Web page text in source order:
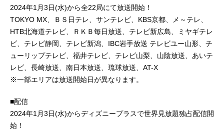
2024年1月3日(水)から全22局にて放送開始！
TOKYO MX、ＢＳ日テレ、サンテレビ、KBS京都、メ～テレ、
HTB北海道テレビ、ＲＫＢ毎日放送、テレビ新広島、ミヤギテレ
ビ、テレビ静岡、テレビ新潟、IBC岩手放送 テレビユー山形、チ
ューリップテレビ、福井テレビ、テレビ山梨、山陰放送、あいテ
レビ、長崎放送、南日本放送、琉球放送、AT-X
※一部エリアは放送開始日が異なります。
■配信
2024年1月3日(水)からディズニープラスで世界見放題独占配信開
始！